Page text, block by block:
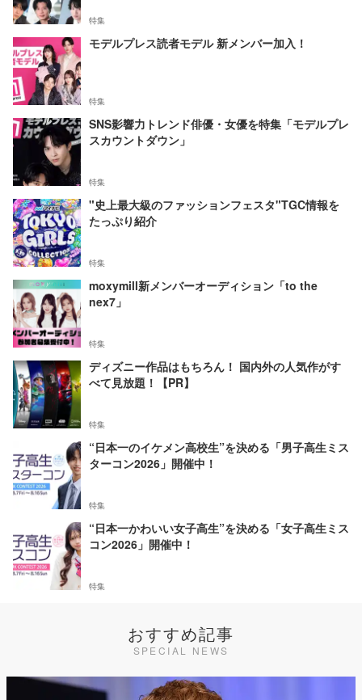
特集
モデルプレス読者モデル 新メンバー加入！
特集
SNS影響力トレンド俳優・女優を特集「モデルプレ
スカウントダウン」
特集
"史上最大級のファッションフェスタ"TGC情報を
たっぷり紹介
特集
moxymill新メンバーオーディション「to the
nex7」
特集
ディズニー作品はもちろん！ 国内外の人気作がす
べて見放題！【PR】
特集
“日本一のイケメン高校生”を決める「男子高生ミス
ターコン2026」開催中！
特集
“日本一かわいい女子高生”を決める「女子高生ミス
コン2026」開催中！
特集
おすすめ記事
SPECIAL NEWS